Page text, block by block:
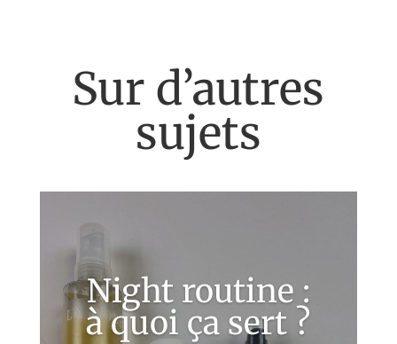
Sur d’autres
sujets
Night routine :
à quoi ça sert ?